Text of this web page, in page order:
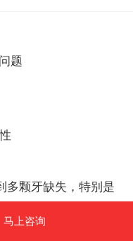
题
多颗牙缺失，特别是
马上咨询